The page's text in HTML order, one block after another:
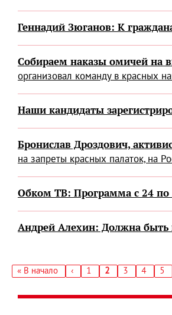
Геннадий Зюганов: К
Собираем наказы омичей на
организовал команду в красных
Наши кандидаты
Бронислав Дроздович,
на запреты красных палаток, на
Обком ТВ: Программа с 24
Андрей Алехин: Должна быть
страниц
Первая
« В начало ←
‹ Страница
1
Текущая
2 Страница
3 Страница
4 5